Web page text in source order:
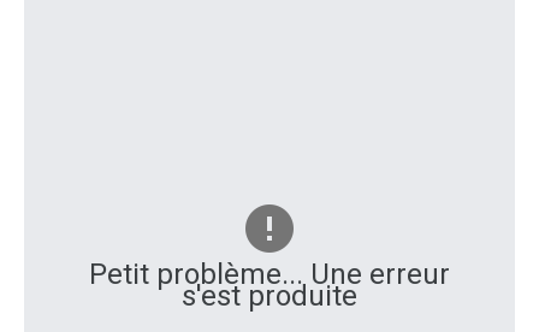
Petit problème... Une erreur
s'est produite